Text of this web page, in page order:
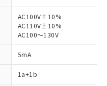
AC100V±10%
AC110V±10%
AC100～130V
5mA
1a+1b